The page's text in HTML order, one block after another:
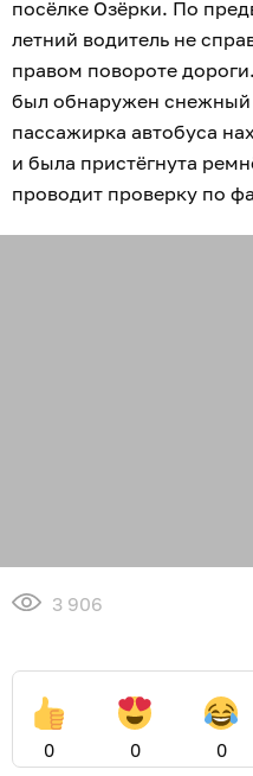
посёлке Озёрки. По
летний водитель не
правом повороте
был обнаружен снежный
пассажирка автобуса
и была пристёгнута
проводит проверку по
3 906
0 0 0